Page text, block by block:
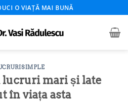
O VIAȚĂ MAI BUNĂ
lucruri mari și late
în viața asta